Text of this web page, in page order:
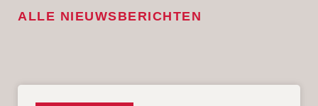
ALLE NIEUWSBERICHTEN